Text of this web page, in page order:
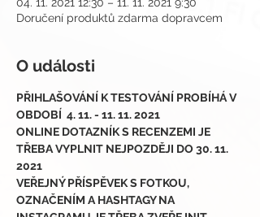
Doručení produktů zdarma dopravcem
O události
PŘIHLAŠOVÁNÍ K TESTOVÁNÍ PROBÍHÁ V
OBDOBÍ  4. 11. - 11. 11. 2021
ONLINE DOTAZNÍK S RECENZEMI JE
TŘEBA VYPLNIT NEJPOZDĚJI DO 30. 11.
2021
VEŘEJNÝ PŘÍSPĚVEK S FOTKOU,
OZNAČENÍM A HASHTAGY NA